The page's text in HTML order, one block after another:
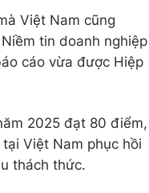
Việt Nam cũng
tin doanh nghiệp
cáo vừa được Hiệp
2025 đạt 80 điểm,
Việt Nam phục hồi
thách thức.